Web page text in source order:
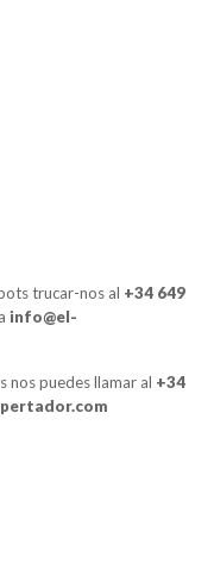
trucar-nos al +34 649
info@el-
nos puedes llamar al +34